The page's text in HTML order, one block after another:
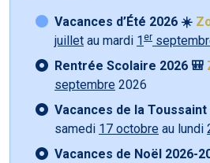
Vacances d’Été 2026 ☀️
juillet au mardi 1 er
Rentrée Scolaire 2026 🎒
septembre 2026
Vacances de la Toussaint
samedi 17 octobre au lundi
Vacances de Noël 2026-